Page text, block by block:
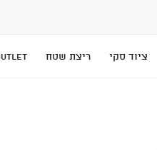
ציוד סקי ריצת שטח